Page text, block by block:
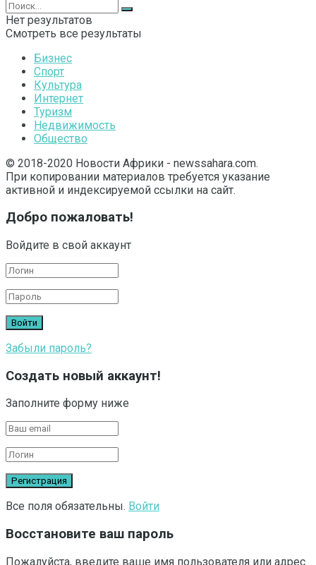
Нет результатов
Смотреть все результаты
Бизнес
Спорт
Культура
Интернет
Туризм
Недвижимость
Общество
© 2018-2020 Новости Африки - newssahara.com.
При копировании материалов требуется указание
активной и индексируемой ссылки на сайт.
Добро пожаловать!
Войдите в свой аккаунт
Забыли пароль?
Создать новый аккаунт!
Заполните форму ниже
Все поля обязательны. Войти
Восстановите ваш пароль
Пожалуйста, введите ваше имя пользователя или адрес